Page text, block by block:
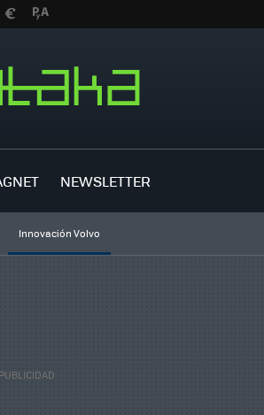
NEWSLETTER
Innovación Volvo